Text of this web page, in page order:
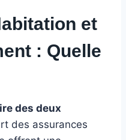
et
: Quelle
des deux
des assurances